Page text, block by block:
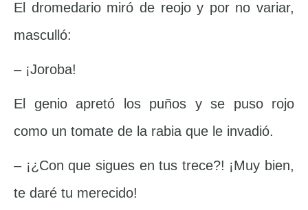
El dromedario miró de reojo y por no variar,
masculló:
– ¡Joroba!
El genio apretó los puños y se puso rojo
como un tomate de la rabia que le invadió.
– ¡¿Con que sigues en tus trece?! ¡Muy bien,
te daré tu merecido!